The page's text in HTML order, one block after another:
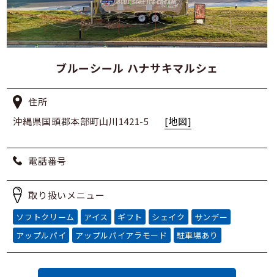
ブルーシール ハナサキマルシェ
住所
沖縄県国頭郡本部町山川1421-5
[地図]
電話番号
取り扱いメニュー
ソフトクリーム アイス ギフト シェイク
サンデー
アップルパイ
アップルパイアラモード 駐車場あり